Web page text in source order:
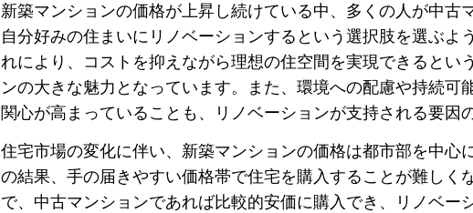
新築マンションの価格が上昇し続けている中、多くの人が中古
自分好みの住まいにリノベーションするという選択肢を選ぶよ
れにより、コストを抑えながら理想の住空間を実現できるとい
ンの大きな魅力となっています。また、環境への配慮や持続可
関心が高まっていることも、リノベーションが支持される要因
住宅市場の変化に伴い、新築マンションの価格は都市部を中心
の結果、手の届きやすい価格帯で住宅を購入することが難しく
で、中古マンションであれば比較的安価に購入でき、リノベー